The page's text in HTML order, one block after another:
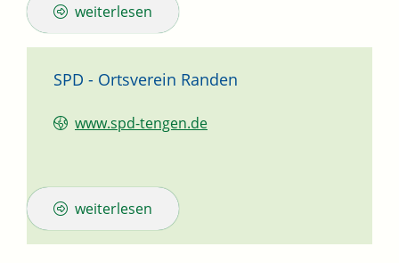
weiterlesen
SPD - Ortsverein Randen
www.spd-tengen.de
weiterlesen